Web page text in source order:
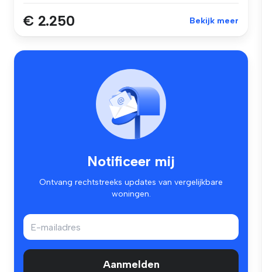
€ 2.250 Bekijk meer
Notificeer mij
Ontvang rechtstreeks updates van vergelijkbare
woningen.
Aanmelden